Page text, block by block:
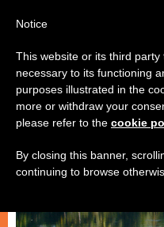
CHIESE LOCALI
Notice
This website or its third
necessary to its functioning
purposes illustrated in the
more or withdraw your
please refer to the cookie
By closing this banner,
continuing to browse